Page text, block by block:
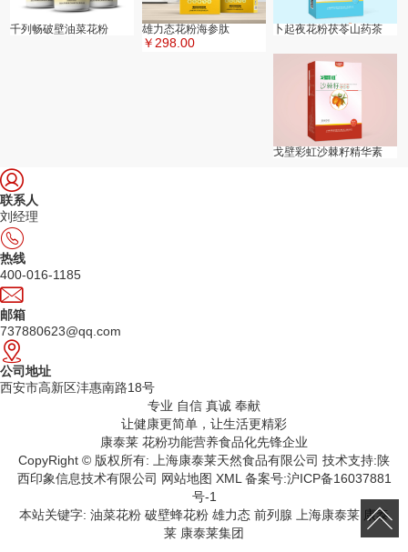
千列畅破壁油菜花粉 雄力态花粉海参肽
￥298.00
卜起夜花粉茯苓山药茶
戈壁彩虹沙棘籽精华素
联系人
刘经理
热线
400-016-1185
邮箱
737880623@qq.com
公司地址
西安市高新区沣惠南路18号
专业 自信 真诚 奉献
让健康更简单，让生活更精彩
康泰莱 花粉功能营养食品化先锋企业
CopyRight © 版权所有:
上海康泰莱天然食品有限公司 技术支持:陕
西印象信息技术有限公司 网站地图 XML 备案号:沪ICP备16037881
号-1
本站关键字: 油菜花粉 破壁蜂花粉 雄力态 前列腺 上海康泰莱 康泰
莱 康泰莱集团